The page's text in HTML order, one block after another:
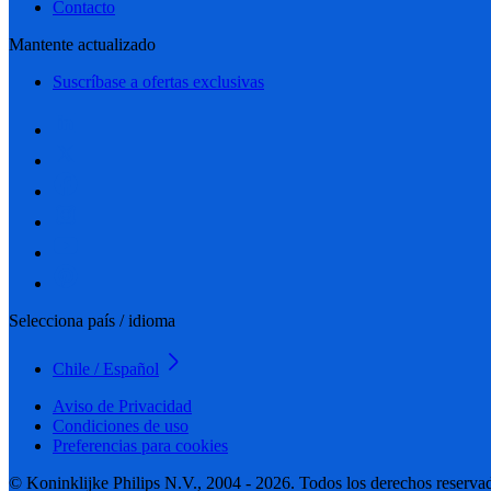
Contacto
Mantente actualizado
Suscríbase a ofertas exclusivas
Selecciona país / idioma
Chile / Español
Aviso de Privacidad
Condiciones de uso
Preferencias para cookies
© Koninklijke Philips N.V., 2004 - 2026. Todos los derechos